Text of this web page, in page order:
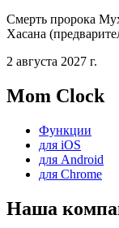
Смерть пророка
Хасана
2 августа 2027 г.
Mom Clock
Функции
для iOS
для Android
для Chrome
Наша